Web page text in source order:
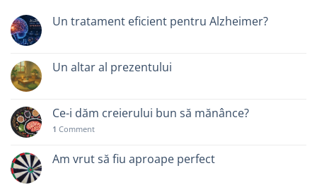
Un tratament eficient pentru Alzheimer?
Un altar al prezentului
Ce-i dăm creierului bun să mănânce?
1 Comment
Am vrut să fiu aproape perfect